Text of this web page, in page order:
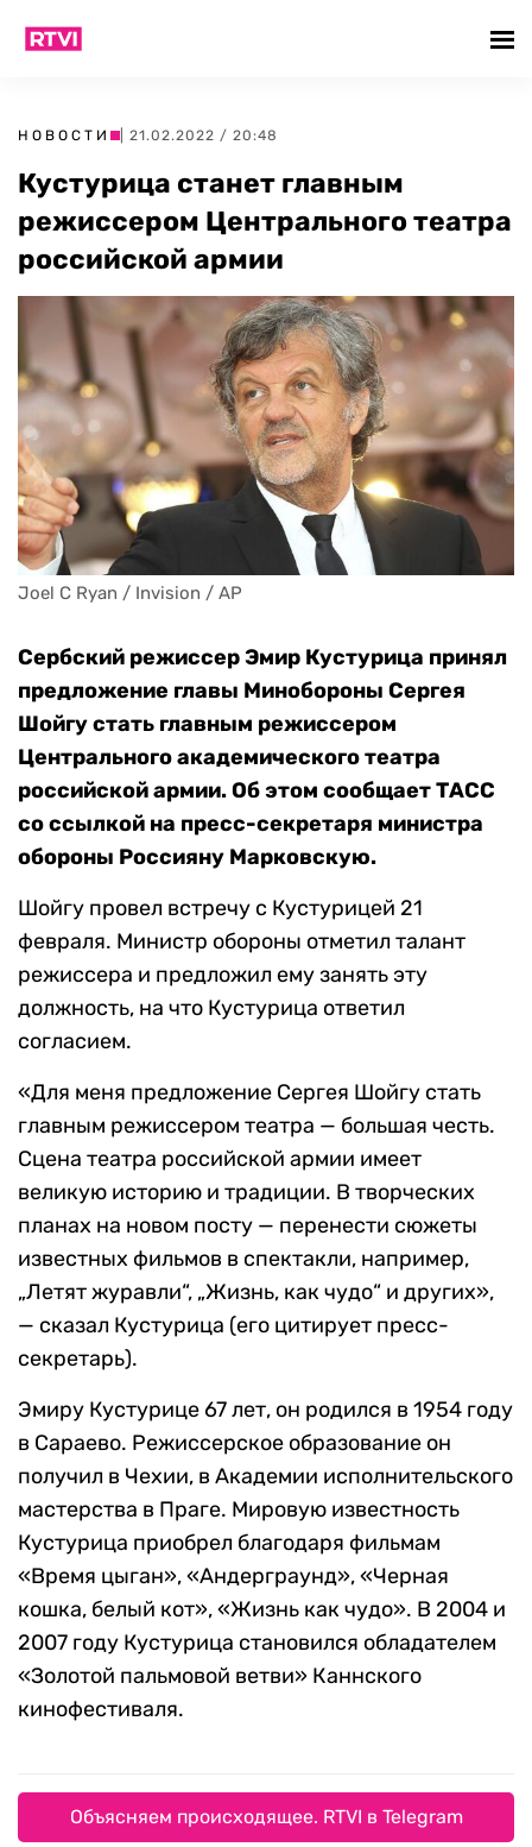
НОВОСТИ | 21.02.2022 / 20:48
Кустурица станет главным
режиссером Центрального театра
российской армии
Joel C Ryan / Invision / AP
Сербский режиссер Эмир Кустурица принял
предложение главы Минобороны Сергея
Шойгу стать главным режиссером
Центрального академического театра
российской армии. Об этом сообщает ТАСС
со ссылкой на пресс-секретаря министра
обороны Россияну Марковскую.
Шойгу провел встречу с Кустурицей 21
февраля. Министр обороны отметил талант
режиссера и предложил ему занять эту
должность, на что Кустурица ответил
согласием.
«Для меня предложение Сергея Шойгу стать
главным режиссером театра — большая честь.
Сцена театра российской армии имеет
великую историю и традиции. В творческих
планах на новом посту — перенести сюжеты
известных фильмов в спектакли, например,
„Летят журавли“, „Жизнь, как чудо“ и других»,
— сказал Кустурица (его цитирует пресс-
секретарь).
Эмиру Кустурице 67 лет, он родился в 1954 году
в Сараево. Режиссерское образование он
получил в Чехии, в Академии исполнительского
мастерства в Праге. Мировую известность
Кустурица приобрел благодаря фильмам
«Время цыган», «Андерграунд», «Черная
кошка, белый кот», «Жизнь как чудо». В 2004 и
2007 году Кустурица становился обладателем
«Золотой пальмовой ветви» Каннского
кинофестиваля.
Объясняем происходящее. RTVI в Telegram